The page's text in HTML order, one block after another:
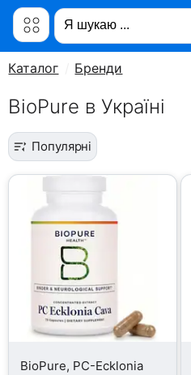
Каталог Бренди
BioPure в Україні
Популярні
BioPure, PC-Ecklonia